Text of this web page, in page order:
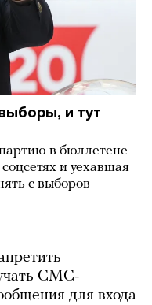
и тут
в бюллетене
и уехавшая
с выборов
СМС-
для входа